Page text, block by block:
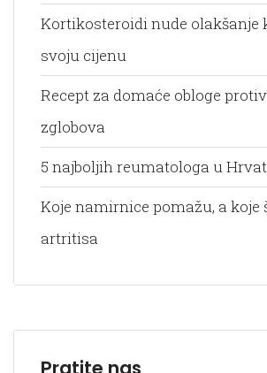
Kortikosteroidi nude olakšanje
svoju cijenu
Recept za domaće obloge
zglobova
5 najboljih reumatologa u
Koje namirnice pomažu, a koje
artritisa